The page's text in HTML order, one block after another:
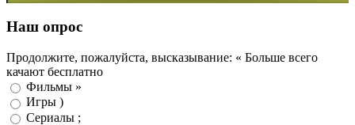
Наш опрос
Продолжите, пожалуйста, высказывание: « Больше всего
качают бесплатно
Фильмы »
Игры )
Сериалы ;